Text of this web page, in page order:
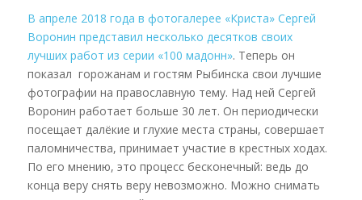
В апреле 2018 года в фотогалерее «Криста» Сергей
Воронин представил несколько десятков своих
лучших работ из серии «100 мадонн». Теперь он
показал горожанам и гостям Рыбинска свои лучшие
фотографии на православную тему. Над ней Сергей
Воронин работает больше 30 лет. Он периодически
посещает далёкие и глухие места страны, совершает
паломничества, принимает участие в крестных ходах.
По его мнению, это процесс бесконечный: ведь до
конца веру снять веру невозможно. Можно снимать